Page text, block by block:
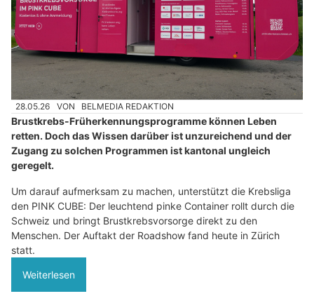
28.05.26 VON BELMEDIA REDAKTION
Brustkrebs-Früherkennungsprogramme können Leben
retten. Doch das Wissen darüber ist unzureichend und der
Zugang zu solchen Programmen ist kantonal ungleich
geregelt.
Um darauf aufmerksam zu machen, unterstützt die Krebsliga
den PINK CUBE: Der leuchtend pinke Container rollt durch die
Schweiz und bringt Brustkrebsvorsorge direkt zu den
Menschen. Der Auftakt der Roadshow fand heute in Zürich
statt.
Weiterlesen